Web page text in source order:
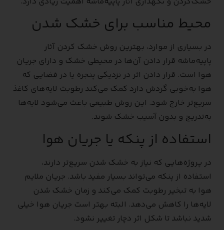
محیط مناسب برای خشک شدن
در بسیاری از موارد، بهترین روش خشک کردن آثار
پاپیه‌ماشه قرار دادن آن‌ها در محیطی خشک و دارای جریان
هوا است. قرار دادن اثر در نزدیکی پنجره یا در فضایی که
هوا به‌خوبی گردش دارد کمک می‌کند رطوبت لایه‌های کاغذ
سریع‌تر خارج شود. این روش طبیعی باعث می‌شود لایه‌ها
به‌تدریج و بدون آسیب خشک شوند.
استفاده از پنکه یا جریان هوا
در پروژه‌هایی که نیاز به خشک شدن سریع‌تر دارند،
استفاده از پنکه می‌تواند بسیار مفید باشد. جریان ملایم
هوا به تبخیر رطوبت کمک می‌کند و زمان خشک شدن
لایه‌ها را کاهش می‌دهد. البته بهتر است جریان هوا خیلی
شدید نباشد تا شکل اثر دچار تغییر نشود.